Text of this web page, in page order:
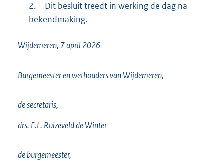
2.
Dit besluit treedt in werking de dag na
bekendmaking.
Wijdemeren, 7 april 2026
Burgemeester en wethouders van Wijdemeren,
de secretaris,
drs. E.L. Ruizeveld de Winter
de burgemeester,